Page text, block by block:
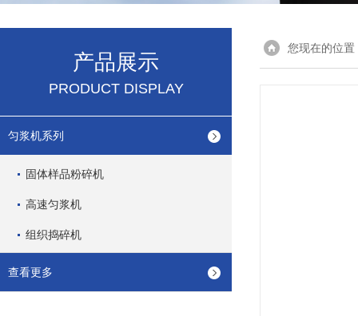
产品展示
PRODUCT DISPLAY
匀浆机系列
固体样品粉碎机
高速匀浆机
组织捣碎机
查看更多
您现在的位置